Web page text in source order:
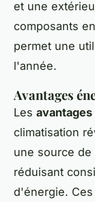
et une
composants
permet une
l'année.
Avantages
Les
climatisation
une source
réduisant
d'énergie.